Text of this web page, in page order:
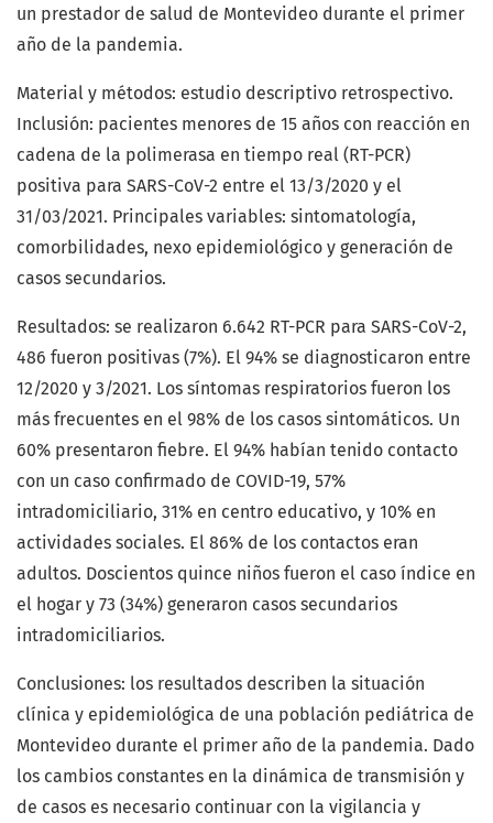
un prestador de salud de Montevideo durante el primer
año de la pandemia.
Material y métodos: estudio descriptivo retrospectivo.
Inclusión: pacientes menores de 15 años con reacción en
cadena de la polimerasa en tiempo real (RT-PCR)
positiva para SARS-CoV-2 entre el 13/3/2020 y el
31/03/2021. Principales variables: sintomatología,
comorbilidades, nexo epidemiológico y generación de
casos secundarios.
Resultados: se realizaron 6.642 RT-PCR para SARS-CoV-2,
486 fueron positivas (7%). El 94% se diagnosticaron entre
12/2020 y 3/2021. Los síntomas respiratorios fueron los
más frecuentes en el 98% de los casos sintomáticos. Un
60% presentaron fiebre. El 94% habían tenido contacto
con un caso confirmado de COVID-19, 57%
intradomiciliario, 31% en centro educativo, y 10% en
actividades sociales. El 86% de los contactos eran
adultos. Doscientos quince niños fueron el caso índice en
el hogar y 73 (34%) generaron casos secundarios
intradomiciliarios.
Conclusiones: los resultados describen la situación
clínica y epidemiológica de una población pediátrica de
Montevideo durante el primer año de la pandemia. Dado
los cambios constantes en la dinámica de transmisión y
de casos es necesario continuar con la vigilancia y